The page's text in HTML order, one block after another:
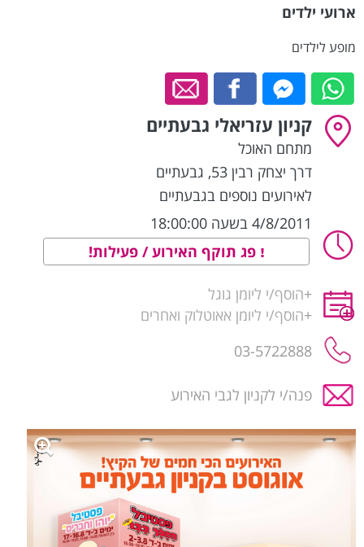
ארועי ילדים
מופע לילדים
קניון עזריאלי גבעתיים
מתחם האוכל
דרך יצחק רבין 53
, גבעתיים
לאירועים נוספים בגבעתיים
4/8/2011 בשעה 18:00:00
פג תוקף האירוע / פעילות!
+הוסף/י ליומן גוגל
+הוסף/י ליומן אאוטלוק ואחרים
03-5722888
פנה/י לקניון לגבי האירוע